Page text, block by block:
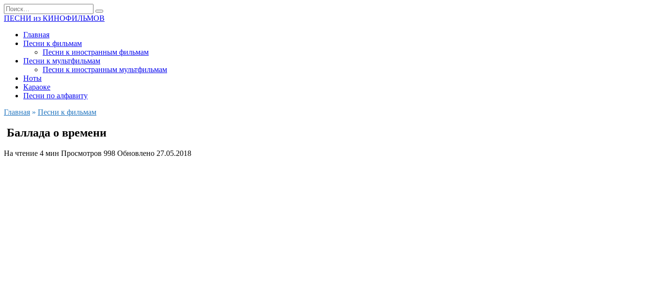
Перейти
к
Search
for:
ПЕСНИ из КИНОФИЛЬМОВ
Главная
Песни к фильмам
Песни к иностранным фильмам
Песни к мультфильмам
Песни к иностранным мультфильмам
Ноты
Караоке
Песни по алфавиту
Главная » Песни к фильмам
Баллада о времени
На чтение 4 мин Просмотров 998 Обновлено 27.05.2018